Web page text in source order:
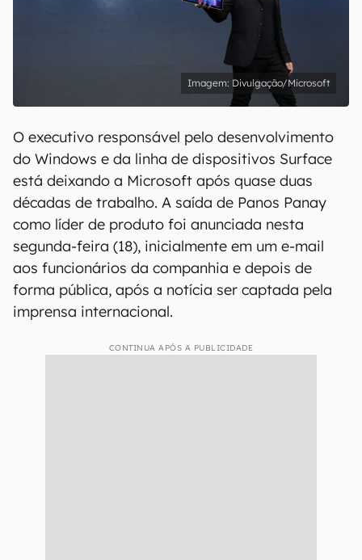
Divulgação/Microsoft
O executivo responsável pelo desenvolvimento
do Windows e da linha de dispositivos Surface
está deixando a Microsoft após quase duas
décadas de trabalho. A saída de Panos Panay
como líder de produto foi anunciada nesta
segunda-feira (18), inicialmente em um e-mail
aos funcionários da companhia e depois de
forma pública, após a notícia ser captada pela
imprensa internacional.
CONTINUA APÓS A PUBLICIDADE